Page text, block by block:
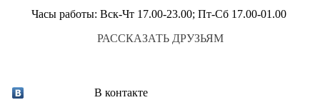
Часы работы: Вск-Чт 17.00-23.00; Пт-Сб 17.00-01.00
РАССКАЗАТЬ ДРУЗЬЯМ
В контакте